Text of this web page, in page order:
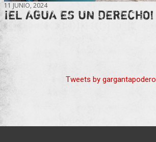
11 JUNIO, 2024
¡EL AGUA ES UN DERECHO!
Tweets by gargantapodero